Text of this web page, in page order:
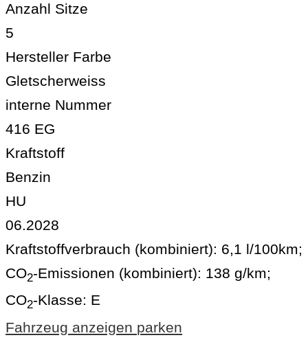
Anzahl Sitze
5
Hersteller Farbe
Gletscherweiss
interne Nummer
416 EG
Kraftstoff
Benzin
HU
06.2028
Kraftstoffverbrauch (kombiniert): 6,1 l/100km;
CO2-Emissionen (kombiniert): 138 g/km;
CO2-Klasse: E
Fahrzeug anzeigen parken